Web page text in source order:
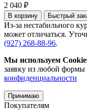
2 040 ₽
В корзину Быстрый
Из-за нестабильного
может отличаться.
(927) 268-88-96.
Мы используем
заявку из любой формы
конфиденциальности
Принимаю
Покупателям